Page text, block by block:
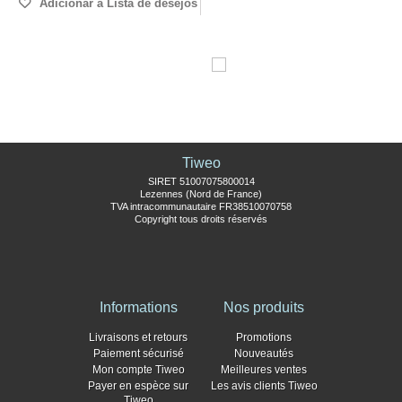
Adicionar à Lista de desejos
Tiweo
SIRET 51007075800014
Lezennes (Nord de France)
TVA intracommunautaire FR38510070758
Copyright tous droits réservés
Informations
Livraisons et retours
Paiement sécurisé
Mon compte Tiweo
Payer en espèce sur
Nos produits
Promotions
Nouveautés
Meilleures ventes
Les avis clients Tiweo